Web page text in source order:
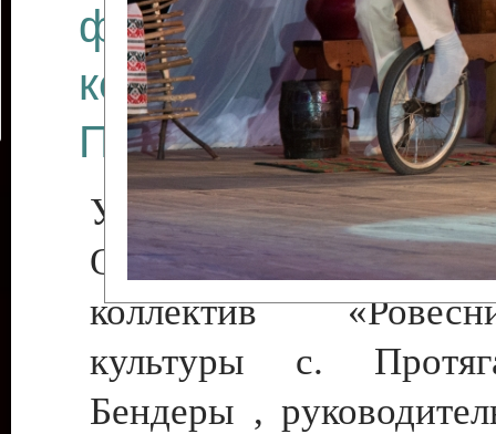
фестиваля
коллективов
Приднестровского
Участники фестиваля:
Образцовый
коллектив
культуры с.
Бендеры ,